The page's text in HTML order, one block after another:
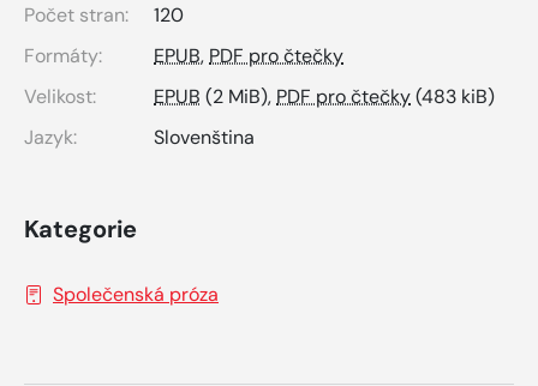
Počet stran:
120
Formáty:
EPUB, PDF pro čtečky
Velikost:
EPUB (2 MiB), PDF pro čtečky(483 kiB)
Jazyk:
Slovenština
Kategorie
Společenská próza